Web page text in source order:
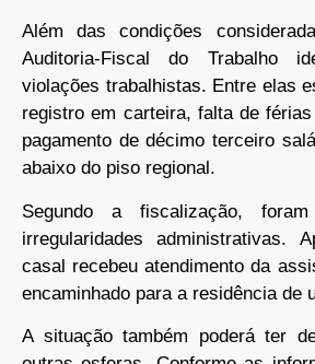
Além das condições
Auditoria-Fiscal do Trabalho
violações trabalhistas. Entre elas
registro em carteira, falta de
pagamento de décimo terceiro
abaixo do piso regional.
Segundo a fiscalização,
irregularidades administrativas.
casal recebeu atendimento da
encaminhado para a residência de
A situação também poderá ter